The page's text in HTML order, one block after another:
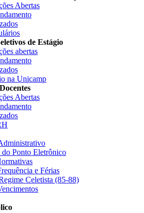
Abertas
de Estágio
abertas
na Unicamp
Abertas
do Ponto Eletrônico
e Férias
Celetista (85-88)